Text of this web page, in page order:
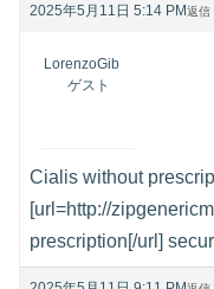
2025年5月11日 5:14 PM返信
LorenzoGib
ゲスト
Cialis without
[url=http://
prescription[/url]